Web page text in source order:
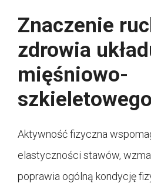
Znaczenie
zdrowia
mięśniowo-
szkieletowego
Aktywność fizyczna
elastyczności stawów,
poprawia ogólną kondycję